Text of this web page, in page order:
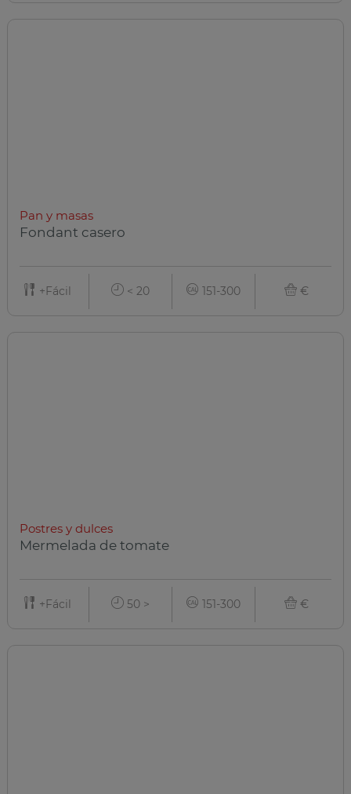
Pan y masas
Fondant casero
+Fácil < 20 151-300 €
Postres y dulces
Mermelada de tomate
+Fácil 50 > 151-300 €